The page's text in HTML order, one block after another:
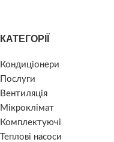
КАТЕГОРІЇ
Кондиціонери
Послуги
Вентиляція
Мікроклімат
Комплектуючі
Теплові насоси